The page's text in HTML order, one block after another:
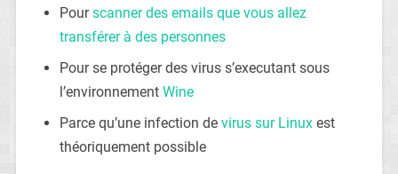
Pourscanner des emails que vous allez
transférer à des personnes
Pour se protéger des virus s’executant sous
l’environnement Wine
Parce qu’une infection de virus sur Linuxest
théoriquement possible